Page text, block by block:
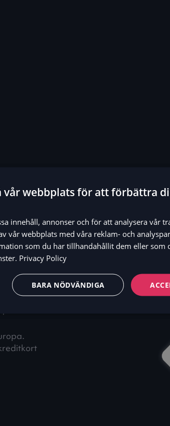
i
vår webbplats för att förbättra
innehåll, annonser och för att analysera vår
vår webbplats med våra reklam- och
som du har tillhandahållit dem eller som
Privacy Policy
BARA NÖDVÄNDIGA